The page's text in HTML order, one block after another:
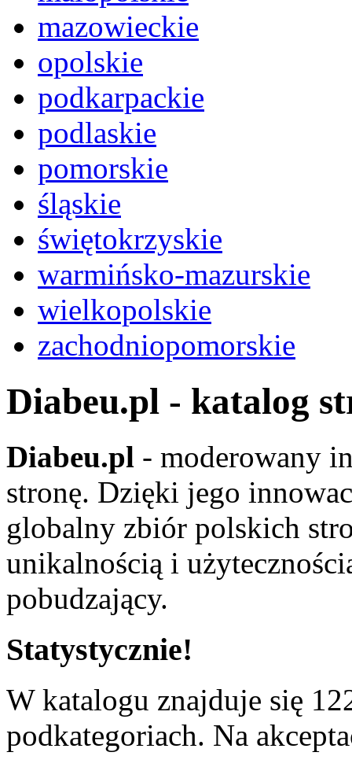
mazowieckie
opolskie
podkarpackie
podlaskie
pomorskie
śląskie
świętokrzyskie
warmińsko-mazurskie
wielkopolskie
zachodniopomorskie
Diabeu.pl - katalog
Diabeu.pl - moderowany
stronę. Dzięki jego
globalny zbiór polskich
unikalnością i
pobudzający.
Statystycznie!
W katalogu znajduje się
podkategoriach. Na